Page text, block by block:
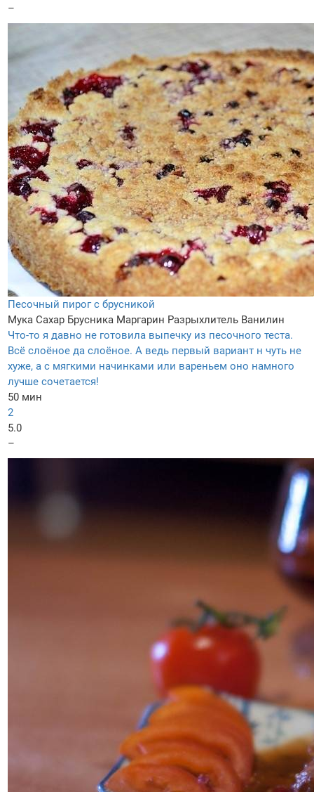
–
Песочный пирог с брусникой
Мука Сахар Брусника Маргарин Разрыхлитель Ванилин
Что-то я давно не готовила выпечку из песочного теста.
Всё слоёное да слоёное. А ведь первый вариант н чуть не
хуже, а с мягкими начинками или вареньем оно намного
лучше сочетается!
50 мин
2
5.0
–